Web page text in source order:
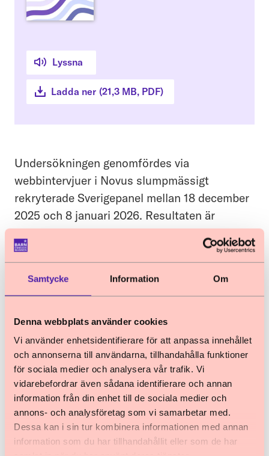
Samtycke Information Om
Denna webbplats använder cookies
Vi använder enhetsidentifierare för att anpassa innehållet
och annonserna till användarna, tillhandahålla funktioner
för sociala medier och analysera vår trafik. Vi
vidarebefordrar även sådana identifierare och annan
information från din enhet till de sociala medier och
annons- och analysföretag som vi samarbetar med.
Dessa kan i sin tur kombinera informationen med annan
information som du har tillhandahållit eller som de har
Lyssna
Ladda ner (21,3 MB, PDF)
Undersökningen genomfördes via
webbintervjuer i Novus slumpmässigt
rekryterade Sverigepanel mellan 18 december
2025 och 8 januari 2026. Resultaten är
generaliserbara till den aktuella
målpopulationen. Undersökningen utgör även
underlag till Barnombudsmannens
regeringsuppdrag om att identifiera
för sexuellt våld, sexuell exploatering och våld
i ungas partnerrelationer.
Totalt deltog 1 392 barn och unga i åldrarna
10–24 år i undersökningen, varav 593 killar
och 783 tjejer. I åldersgruppen 10-17 år deltog
501 killar och 513 tjejer. Utöver detta
genomfördes en parallell mätning med 1 028